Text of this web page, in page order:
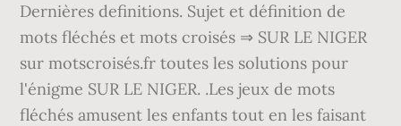
Dernières definitions. Sujet et définition de
mots fléchés et mots croisés ⇒ SUR LE NIGER
sur motscroisés.fr toutes les solutions pour
l'énigme SUR LE NIGER. .Les jeux de mots
fléchés amusent les enfants tout en les faisant